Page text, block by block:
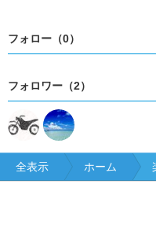
フォロー（0）
フォロワー（2）
全表示 ホーム